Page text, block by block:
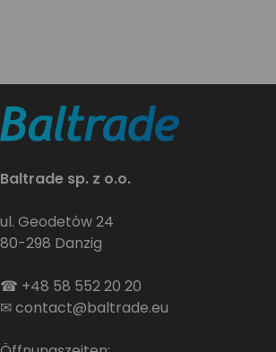
Baltrade sp. z o.o.
ul. Geodetów 24
80-298 Danzig
☎ +48 58 552 20 20
✉contact@baltrade.eu